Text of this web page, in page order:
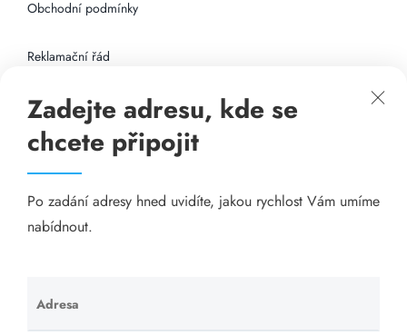
Obchodní podmínky
Reklamační řád
Připojení k internetu
Odkazy
Katalog A-seznam.cz
Visací zámky - TOKOZ
Zadejte adresu, kde se
chcete připojit
Po zadání adresy hned uvidíte, jakou rychlost Vám umíme
nabídnout.
Adresa
Ponechte